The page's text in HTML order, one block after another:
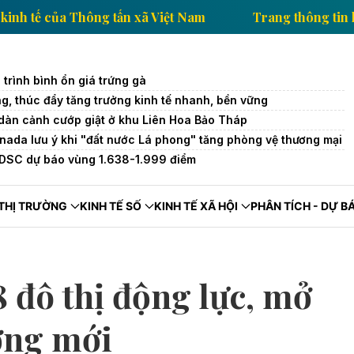
tin kinh tế của Thông tấn xã Việt Nam Trang
bình ổn giá trứng gà
thúc đẩy tăng trưởng kinh tế nhanh, bền vững
cảnh cướp giật ở khu Liên Hoa Bảo Tháp
lưu ý khi "đất nước Lá phong" tăng phòng vệ thương mại
dự báo vùng 1.638-1.999 điểm
TRƯỜNG KINH TẾ SỐ KINH TẾ XÃ HỘI PHÂN TÍCH - DỰ
đô thị động lực, mở
mới